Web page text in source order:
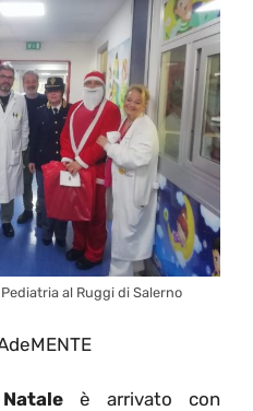
al Ruggi di Salerno
è arrivato con